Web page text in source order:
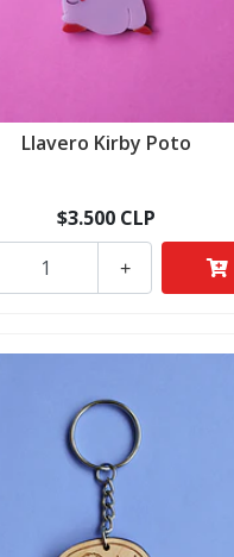
Llavero Kirby Poto
$3.500 CLP
+